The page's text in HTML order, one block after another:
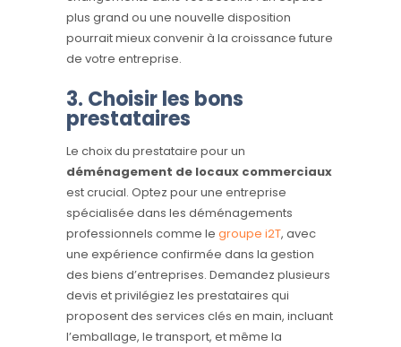
plus grand ou une nouvelle disposition
pourrait mieux convenir à la croissance future
de votre entreprise.
3. Choisir les bons
prestataires
Le choix du prestataire pour un
déménagement de locaux commerciaux
est crucial. Optez pour une entreprise
spécialisée dans les déménagements
professionnels comme le groupe i2T, avec
une expérience confirmée dans la gestion
des biens d’entreprises. Demandez plusieurs
devis et privilégiez les prestataires qui
proposent des services clés en main, incluant
l’emballage, le transport, et même la